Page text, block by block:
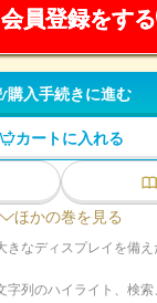
員登録をする
購入手続きに進む
カートに入れる
ほかの巻を見る
なディスプレイを備え
字列のハイライト、検